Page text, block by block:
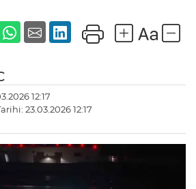
12:17
23.03.2026 12:17